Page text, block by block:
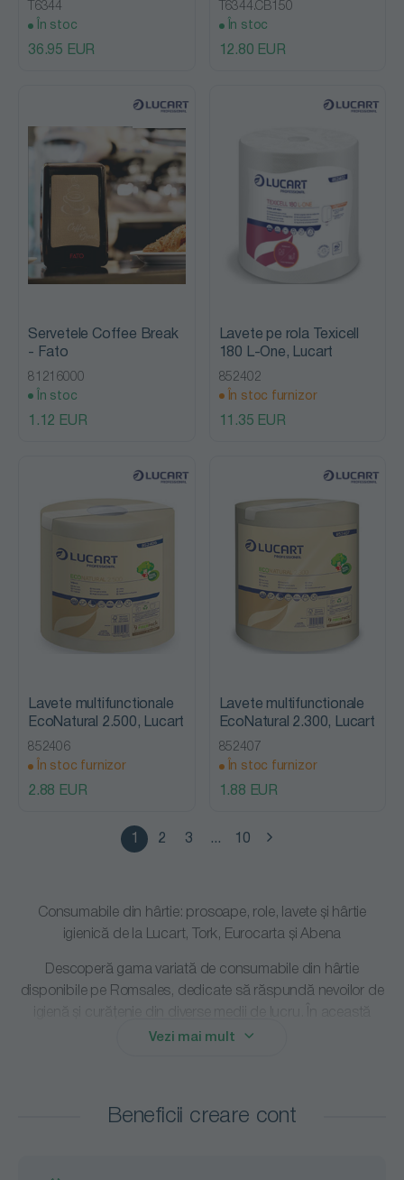
T6344
În stoc
36.95 EUR
T6344.CB150
În stoc
12.80 EUR
Servetele Coffee Break
- Fato
81216000
În stoc
1.12 EUR
Lavete pe rola Texicell
180 L-One, Lucart
852402
În stoc furnizor
11.35 EUR
Lavete multifunctionale
EcoNatural 2.500, Lucart
852406
În stoc furnizor
2.88 EUR
Lavete multifunctionale
EcoNatural 2.300, Lucart
852407
În stoc furnizor
1.88 EUR
2 3 ... 10
Consumabile din hârtie: prosoape, role, lavete și hârtie
igienică de la Lucart, Tork, Eurocarta și Abena
Descoperă gama variată de consumabile din hârtie
disponibile pe Romsales, dedicate să răspundă nevoilor de
categorie, vei găsiprosoape de hârtie
pachete, pentru a se adapta cerințelor tale.
Vezi mai mult
Beneficii creare cont